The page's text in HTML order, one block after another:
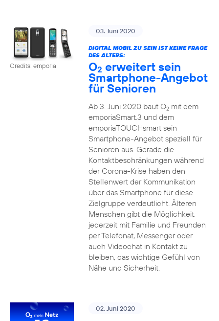
Credits: emporia
03. Juni 2020
DIGITAL MOBIL ZU SEIN IST KEINE FRAGE
DES ALTERS:
O2 erweitert sein
Smartphone-Angebot
für Senioren
Ab 3. Juni 2020 baut O2mit dem
emporiaSmart.3 und dem
emporiaTOUCHsmart sein
Smartphone-Angebot speziell für
Senioren aus. Gerade die
Kontaktbeschränkungen während
der Corona-Krise haben den
Stellenwert der Kommunikation
über das Smartphone für diese
Zielgruppe verdeutlicht. Älteren
Menschen gibt die Möglichkeit,
jederzeit mit Familie und Freunden
per Telefonat, Messenger oder
auch Videochat in Kontakt zu
bleiben, das wichtige Gefühl von
Nähe und Sicherheit.
02. Juni 2020